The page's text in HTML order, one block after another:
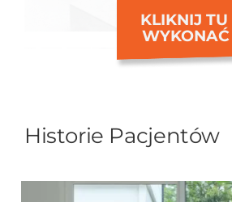
KLIKNIJ TU
WYKONAĆ
Historie Pacjentów